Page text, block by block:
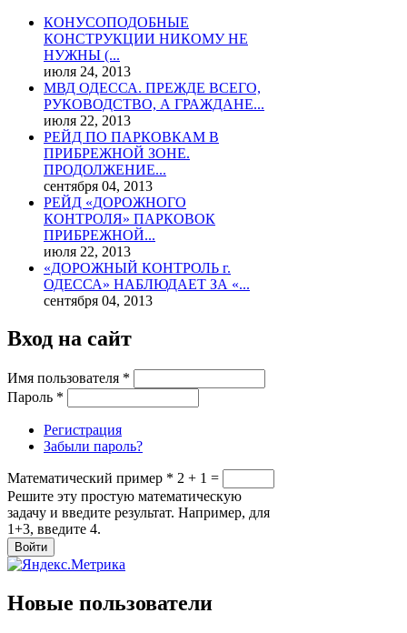
КОНУСОПОДОБНЫЕ
КОНСТРУКЦИИ НИКОМУ НЕ
НУЖНЫ (...
июля 24, 2013
МВД ОДЕССА. ПРЕЖДЕ ВСЕГО,
РУКОВОДСТВО, А ГРАЖДАНЕ...
июля 22, 2013
РЕЙД ПО ПАРКОВКАМ В
ПРИБРЕЖНОЙ ЗОНЕ.
ПРОДОЛЖЕНИЕ...
сентября 04, 2013
РЕЙД «ДОРОЖНОГО
КОНТРОЛЯ» ПАРКОВОК
ПРИБРЕЖНОЙ...
июля 22, 2013
«ДОРОЖНЫЙ КОНТРОЛЬ г.
ОДЕССА» НАБЛЮДАЕТ ЗА «...
сентября 04, 2013
Вход на сайт
Имя пользователя *
Пароль *
Регистрация
Забыли пароль?
Математический пример * 2 + 1 =
Решите эту простую математическую
задачу и введите результат. Например, для
1+3, введите 4.
Новые пользователи